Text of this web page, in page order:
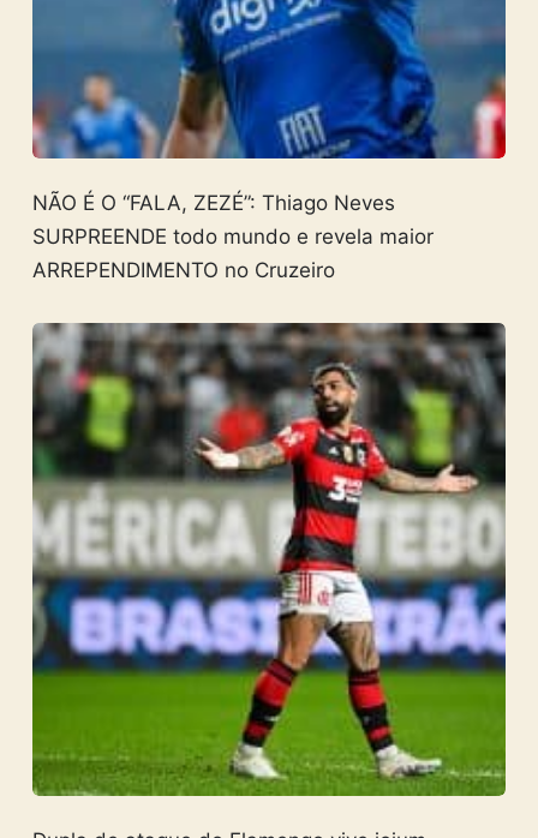
NÃO É O “FALA, ZEZÉ”: Thiago Neves
SURPREENDE todo mundo e revela maior
ARREPENDIMENTO no Cruzeiro